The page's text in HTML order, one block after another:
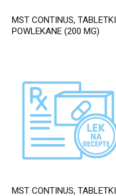
MST CONTINUS, TABLETKI
POWLEKANE (200 MG)
MST CONTINUS, TABLETKI